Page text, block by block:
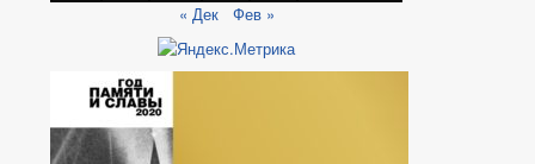
« Дек Фев »